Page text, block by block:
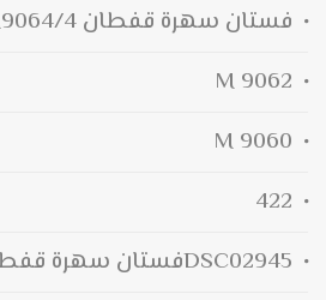
فستان سهرة قفطان M9064/4
M 9062
M 9060
422
DSC02945فستان سهرة قفطان